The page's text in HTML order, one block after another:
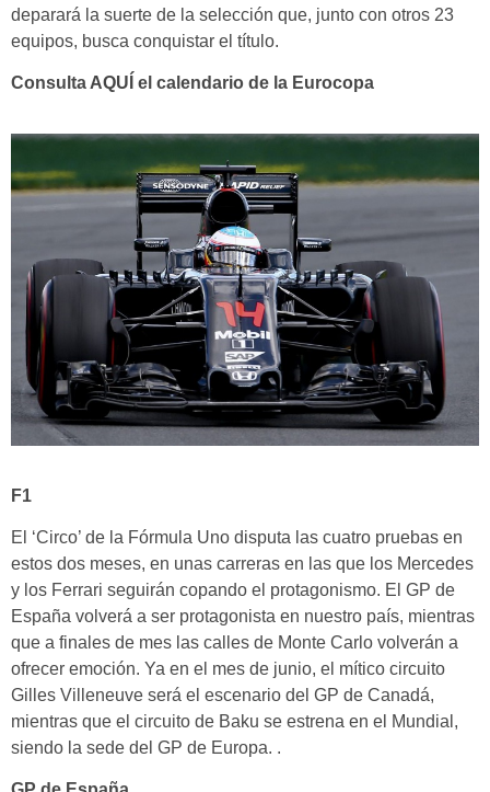
deparará la suerte de la selección que, junto con otros 23
equipos, busca conquistar el título.
Consulta AQUÍ el calendario de la Eurocopa
F1
El ‘Circo’ de la Fórmula Uno disputa las cuatro pruebas en
estos dos meses, en unas carreras en las que los Mercedes
y los Ferrari seguirán copando el protagonismo. El GP de
España volverá a ser protagonista en nuestro país, mientras
que a finales de mes las calles de Monte Carlo volverán a
ofrecer emoción. Ya en el mes de junio, el mítico circuito
Gilles Villeneuve será el escenario del GP de Canadá,
mientras que el circuito de Baku se estrena en el Mundial,
siendo la sede del GP de Europa. .